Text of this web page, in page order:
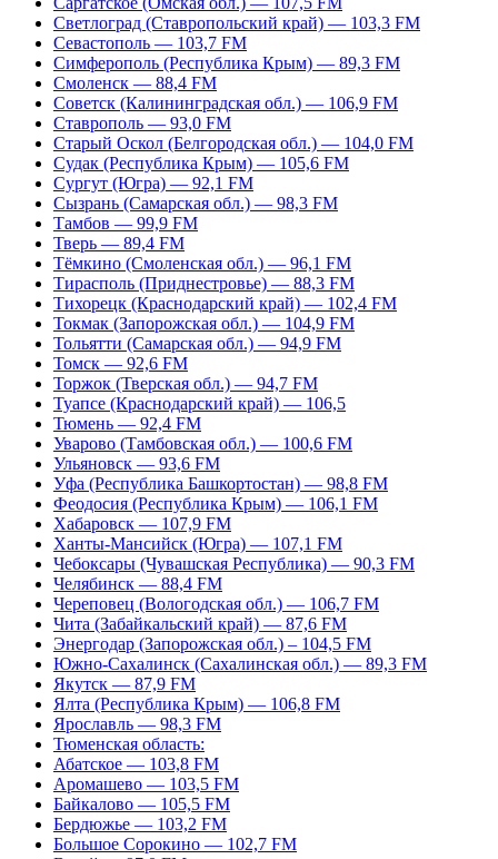
Светлоград (Ставропольский край) — 103,3 FM
Севастополь — 103,7 FM
Симферополь (Республика Крым) — 89,3 FM
Смоленск — 88,4 FM
Советск (Калининградская обл.) — 106,9 FM
Ставрополь — 93,0 FM
Старый Оскол (Белгородская обл.) — 104,0 FM
Судак (Республика Крым) — 105,6 FM
Сургут (Югра) — 92,1 FM
Сызрань (Самарская обл.) — 98,3 FM
Тамбов — 99,9 FM
Тверь — 89,4 FM
Тёмкино (Смоленская обл.) — 96,1 FM
Тирасполь (Приднестровье) — 88,3 FM
Тихорецк (Краснодарский край) — 102,4 FM
Токмак (Запорожская обл.) — 104,9 FM
Тольятти (Самарская обл.) — 94,9 FM
Томск — 92,6 FM
Торжок (Тверская обл.) — 94,7 FM
Туапсе (Краснодарский край) — 106,5
Тюмень — 92,4 FM
Уварово (Тамбовская обл.) — 100,6 FM
Ульяновск — 93,6 FM
Уфа (Республика Башкортостан) — 98,8 FM
Феодосия (Республика Крым) — 106,1 FM
Хабаровск — 107,9 FM
Ханты-Мансийск (Югра) — 107,1 FM
Чебоксары (Чувашская Республика) — 90,3 FM
Челябинск — 88,4 FM
Череповец (Вологодская обл.) — 106,7 FM
Чита (Забайкальский край) — 87,6 FM
Энергодар (Запорожская обл.) – 104,5 FM
Южно-Сахалинск (Сахалинская обл.) — 89,3 FM
Якутск — 87,9 FM
Ялта (Республика Крым) — 106,8 FM
Ярославль — 98,3 FM
Тюменская область:
Абатское — 103,8 FM
Аромашево — 103,5 FM
Байкалово — 105,5 FM
Бердюжье — 103,2 FM
Большое Сорокино — 102,7 FM